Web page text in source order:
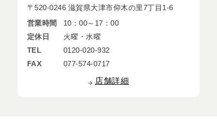
〒520-0246 滋賀県大津市仰木の里7丁目1-6
営業時間
10：00～17：00
定休日
火曜・水曜
TEL
0120-020-932
FAX
077-574-0717
店舗詳細